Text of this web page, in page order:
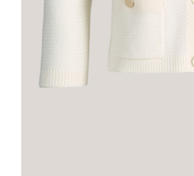
Bündchenabschlüsse. Die
Rundhalsausschnitt und leicht